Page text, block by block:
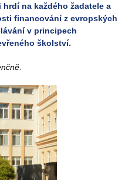
na každého žadatele a
financování z evropských
v principech
školství.